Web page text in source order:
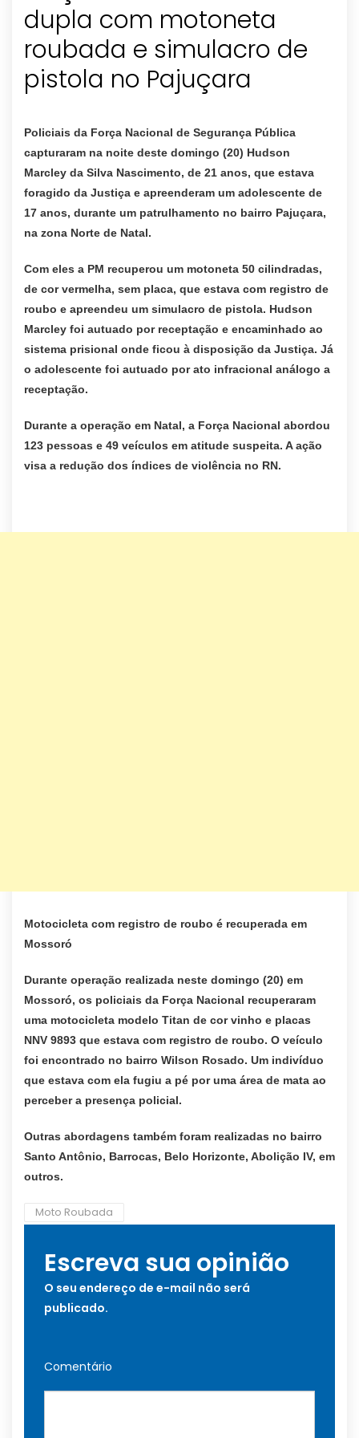
dupla com motoneta
roubada e simulacro de
pistola no Pajuçara
Policiais da Força Nacional de Segurança Pública
capturaram na noite deste domingo (20) Hudson
Marcley da Silva Nascimento, de 21 anos, que estava
foragido da Justiça e apreenderam um adolescente de
17 anos, durante um patrulhamento no bairro Pajuçara,
na zona Norte de Natal.
Com eles a PM recuperou um motoneta 50 cilindradas,
de cor vermelha, sem placa, que estava com registro de
roubo e apreendeu um simulacro de pistola. Hudson
Marcley foi autuado por receptação e encaminhado ao
sistema prisional onde ficou à disposição da Justiça. Já
o adolescente foi autuado por ato infracional análogo a
receptação.
Durante a operação em Natal, a Força Nacional abordou
123 pessoas e 49 veículos em atitude suspeita. A ação
visa a redução dos índices de violência no RN.
Motocicleta com registro de roubo é recuperada em
Mossoró
Durante operação realizada neste domingo (20) em
Mossoró, os policiais da Força Nacional recuperaram
uma motocicleta modelo Titan de cor vinho e placas
NNV 9893 que estava com registro de roubo. O veículo
foi encontrado no bairro Wilson Rosado. Um indivíduo
que estava com ela fugiu a pé por uma área de mata ao
perceber a presença policial.
Outras abordagens também foram realizadas no bairro
Santo Antônio, Barrocas, Belo Horizonte, Abolição IV, em
outros.
Moto Roubada
Escreva sua opinião
O seu endereço de e-mail não será
publicado.
Comentário